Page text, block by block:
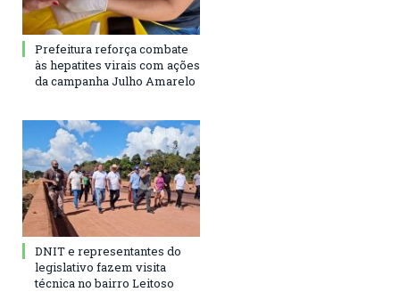
Prefeitura reforça combate
às hepatites virais com ações
da campanha Julho Amarelo
DNIT e representantes do
legislativo fazem visita
técnica no bairro Leitoso